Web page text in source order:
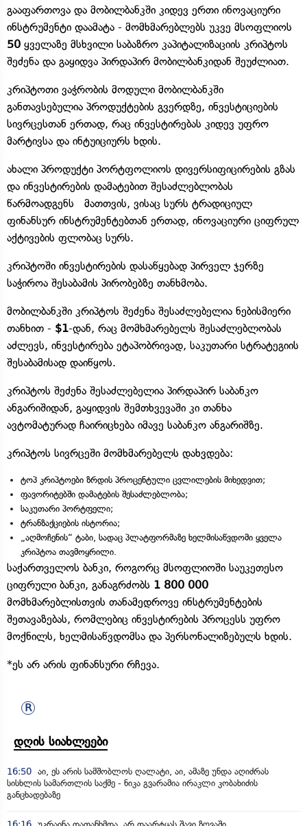
გააფართოვა და მობილბანკში კიდევ ერთი ინოვაციური
ინსტრუმენტი დაამატა - მომხმარებლებს უკვე მსოფლიოს
50 ყველაზე მსხვილი საბაზრო კაპიტალიზაციის კრიპტოს
შეძენა და გაყიდვა პირდაპირ მობილბანკიდან შეუძლიათ.
კრიპტოთი ვაჭრობის მოდული მობილბანკში
განთავსებულია პროდუქტების გვერდზე, ინვესტიციების
სივრცესთან ერთად, რაც ინვესტირებას კიდევ უფრო
მარტივსა და ინტუიციურს ხდის.
ახალი პროდუქტი პორტფოლიოს დივერსიფიცირების გზას
და ინვესტირების დამატებით შესაძლებლობას
წარმოადგენს მათთვის, ვისაც სურს ტრადიციულ
ფინანსურ ინსტრუმენტებთან ერთად, ინოვაციური ციფრულ
აქტივების ფლობაც სურს.
კრიპტოში ინვესტირების დასაწყებად პირველ ჯერზე
საჭიროა შესაბამის პირობებზე თანხმობა.
მობილბანკში კრიპტოს შეძენა შესაძლებელია ნებისმიერი
თანხით - $1-დან, რაც მომხმარებელს შესაძლებლობას
აძლევს, ინვესტირება ეტაპობრივად, საკუთარი სტრატეგიის
შესაბამისად დაიწყოს.
კრიპტოს შეძენა შესაძლებელია პირდაპირ საბანკო
ანგარიშიდან, გაყიდვის შემთხვევაში კი თანხა
ავტომატურად ჩაირიცხება იმავე საბანკო ანგარიშზე.
კრიპტოს სივრცეში მომხმარებელს დახვდება:
ტოპ კრიპტოები ზრდის პროცენტული ცვლილების მიხედვით;
ფავორიტებში დამატების შესაძლებლობა;
საკუთარი პორტფელი;
ტრანზაქციების ისტორია;
„აღმოჩენის“ ტაბი, სადაც პლატფორმაზე ხელმისაწვდომი ყველა
კრიპტოა თავმოყრილი.
საქართველოს ბანკი, როგორც მსოფლიოში საუკეთესო
ციფრული ბანკი, განაგრძობს 1 800 000
მომხმარებლისთვის თანამედროვე ინსტრუმენტების
შეთავაზებას, რომლებიც ინვესტირების პროცესს უფრო
მოქნილს, ხელმისაწვდომსა და პერსონალიზებულს ხდის.
*ეს არ არის ფინანსური რჩევა.
დღის სიახლეები
16:50 აი, ეს არის სამშობლოს ღალატი, აი, ამაზე უნდა აღიძრას
სისხლის სამართლის საქმე - ნიკა გვარამია ირაკლი კობახიძის
განცხადებაზე